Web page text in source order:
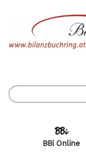
BBi Online